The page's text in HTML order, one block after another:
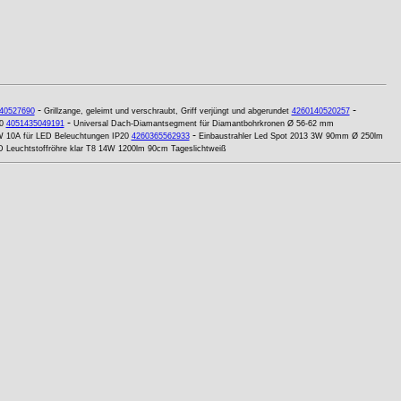
- Grillzange, geleimt und verschraubt, Griff verjüngt und abgerundet 4260140520257-
4051435049191- Universal Dach-Diamantsegment für Diamantbohrkronen Ø 56-62 mm
10A für LED Beleuchtungen IP20 4260365562933- Einbaustrahler Led Spot 2013 3W 90mm Ø 250lm
Leuchtstoffröhre klar T8 14W 1200lm 90cm Tageslichtweiß